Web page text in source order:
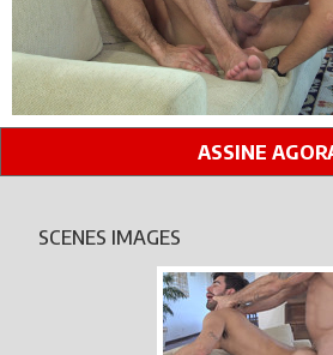
ASSINE
SCENES IMAGES